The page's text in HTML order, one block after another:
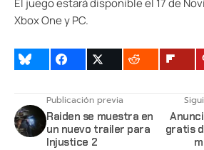
Xbox One y PC.
Publicación previa
Raiden se muestra en
un nuevo trailer para
Injustice 2
gratis